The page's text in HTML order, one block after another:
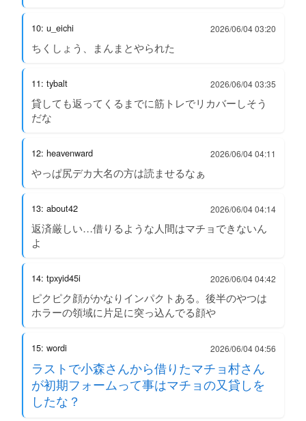
10: u_eichi 2026/06/04 03:20
ちくしょう、まんまとやられた
11: tybalt 2026/06/04 03:35
貸しても返ってくるまでに筋トレでリカバーしそう
だな
12: heavenward 2026/06/04 04:11
やっぱ尻デカ大名の方は読ませるなぁ
13: about42 2026/06/04 04:14
返済厳しい…借りるような人間はマチョできないん
よ
14: tpxyid45i 2026/06/04 04:42
ピクピク顔がかなりインパクトある。後半のやつは
ホラーの領域に片足に突っ込んでる顔や
15: wordi 2026/06/04 04:56
ラストで小森さんから借りたマチョ村さん
が初期フォームって事はマチョの又貸しを
したな？